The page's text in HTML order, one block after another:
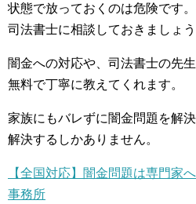
状態で放っておくのは危険です
司法書士に相談しておきましょう
闇金への対応や、司法書士の先
無料で丁寧に教えてくれます。
家族にもバレずに闇金問題を解
解決するしかありません。
【全国対応】闇金問題は専門家
事務所